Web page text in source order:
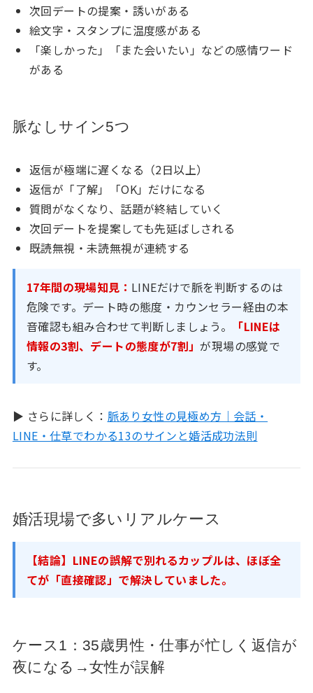
次回デートの提案・誘いがある
絵文字・スタンプに温度感がある
「楽しかった」「また会いたい」などの感情ワード
がある
脈なしサイン5つ
返信が極端に遅くなる（2日以上）
返信が「了解」「OK」だけになる
質問がなくなり、話題が終結していく
次回デートを提案しても先延ばしされる
既読無視・未読無視が連続する
17年間の現場知見： LINEだけで脈を判断するのは
危険です。デート時の態度・カウンセラー経由の本
音確認も組み合わせて判断しましょう。
「LINEは
情報の3割、デートの態度が7割」が現場の感覚で
す。
▶ さらに詳しく： 脈あり女性の見極め方｜会話・
LINE・仕草でわかる13のサインと婚活成功法則
婚活現場で多いリアルケース
【結論】LINEの誤解で別れるカップルは、ほぼ全
てが「直接確認」で解決していました。
ケース1：35歳男性・仕事が忙しく返信が
夜になる→女性が誤解